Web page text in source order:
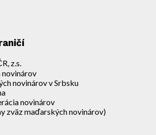
z.s.
novinárov
novinárov v Srbsku
novinárov
zväz maďarských novinárov)